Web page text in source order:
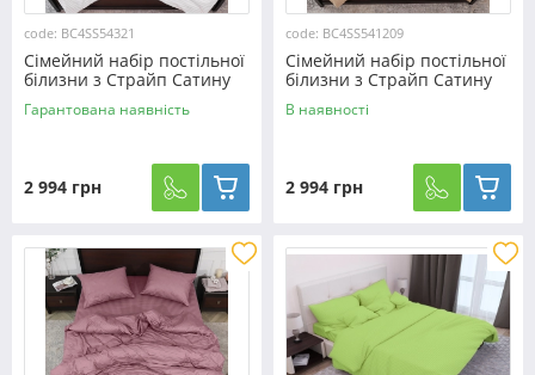
code: BC4SS54321
Сімейний набір постільної
білизни з Страйп Сатину
№54321
Гарантована наявність
2 994 грн
code: BC4SS541209
Сімейний набір постільної
білизни з Страйп Сатину
№541209
В наявності
2 994 грн